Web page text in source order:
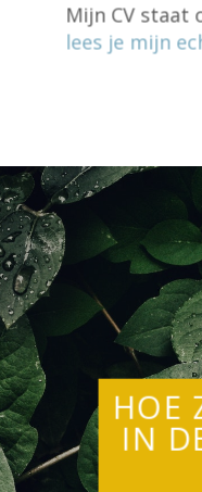
Mijn CV staat
lees je mijn
HOE
IN